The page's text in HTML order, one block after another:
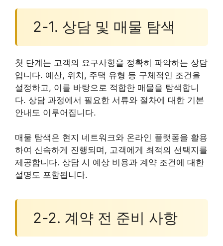
2-1. 상담 및 매물 탐색
첫 단계는 고객의 요구사항을 정확히 파악하는 상담
입니다. 예산, 위치, 주택 유형 등 구체적인 조건을
설정하고, 이를 바탕으로 적합한 매물을 탐색합니
다. 상담 과정에서 필요한 서류와 절차에 대한 기본
안내도 이루어집니다.
매물 탐색은 현지 네트워크와 온라인 플랫폼을 활용
하여 신속하게 진행되며, 고객에게 최적의 선택지를
제공합니다. 상담 시 예상 비용과 계약 조건에 대한
설명도 포함됩니다.
2-2. 계약 전 준비 사항